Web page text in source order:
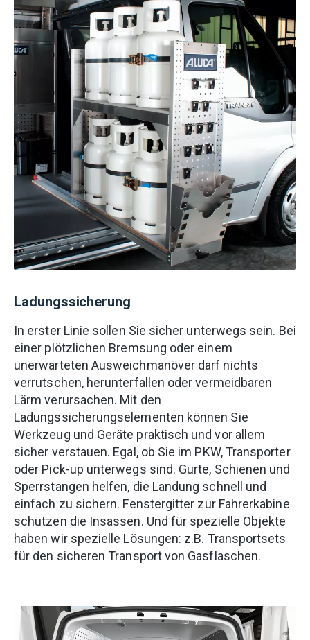
Ladungssicherung
In erster Linie sollen Sie sicher unterwegs sein. Bei
einer plötzlichen Bremsung oder einem
unerwarteten Ausweichmanöver darf nichts
verrutschen, herunterfallen oder vermeidbaren
Lärm verursachen. Mit den
Ladungssicherungselementen können Sie
Werkzeug und Geräte praktisch und vor allem
sicher verstauen. Egal, ob Sie im PKW, Transporter
oder Pick-up unterwegs sind. Gurte, Schienen und
Sperrstangen helfen, die Landung schnell und
einfach zu sichern. Fenstergitter zur Fahrerkabine
schützen die Insassen. Und für spezielle Objekte
haben wir spezielle Lösungen: z.B. Transportsets
für den sicheren Transport von Gasflaschen.